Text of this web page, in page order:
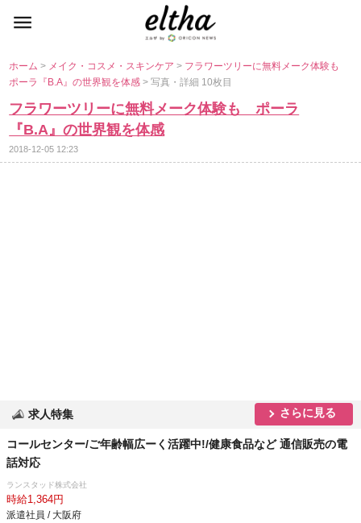
ホーム> メイク・コスメ・スキンケア> フラワーツリーに無料メーク体験も
ポーラ『B.A』の世界観を体感> 写真・詳細 10枚目
フラワーツリーに無料メーク体験も ポーラ
『B.A』の世界観を体感
2018-12-05 12:23
求人特集 さらに見る
コールセンター/ご年齢幅広ーく活躍中!/健康食品など 通信販売の電
話対応
ランスタッド株式会社
時給1,364円
派遣社員 / 大阪府